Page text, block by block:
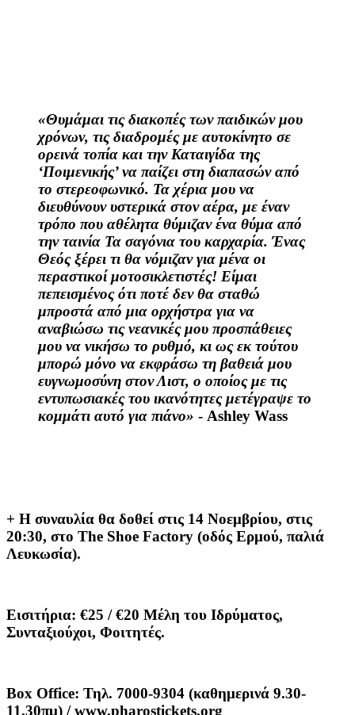
«Θυμάμαι τις διακοπές των παιδικών μου
χρόνων, τις διαδρομές με αυτοκίνητο σε
ορεινά τοπία και την Καταιγίδα της
‘Ποιμενικής’ να παίζει στη διαπασών από
το στερεοφωνικό. Τα χέρια μου να
διευθύνουν υστερικά στον αέρα, με έναν
τρόπο που αθέλητα θύμιζαν ένα θύμα από
την ταινία Τα σαγόνια του καρχαρία. Ένας
Θεός ξέρει τι θα νόμιζαν για μένα οι
περαστικοί μοτοσικλετιστές! Είμαι
πεπεισμένος ότι ποτέ δεν θα σταθώ
μπροστά από μια ορχήστρα για να
αναβιώσω τις νεανικές μου προσπάθειες
μου να νικήσω το ρυθμό, κι ως εκ τούτου
μπορώ μόνο να εκφράσω τη βαθειά μου
ευγνωμοσύνη στον Λιστ, ο οποίος με τις
εντυπωσιακές του ικανότητες μετέγραψε το
κομμάτι αυτό για πιάνο» - Ashley Wass
+ Η συναυλία θα δοθεί στις 14 Νοεμβρίου, στις
20:30, στο The Shoe Factory (οδός Ερμού, παλιά
Λευκωσία).
Εισιτήρια: €25 / €20 Μέλη του Ιδρύματος,
Συνταξιούχοι, Φοιτητές.
Box Office: Τηλ. 7000-9304 (καθημερινά 9.30-
11.30πμ) /www.pharostickets.org